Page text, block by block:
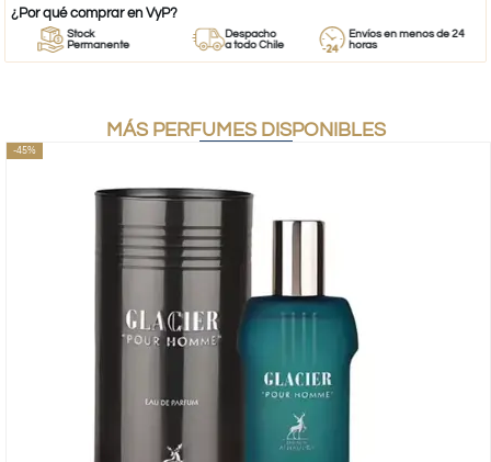
¿Por qué comprar en VyP?
Stock
Permanente
Despacho
a todo Chile
Envíos en menos de 24
horas
MÁS PERFUMES DISPONIBLES
-45%